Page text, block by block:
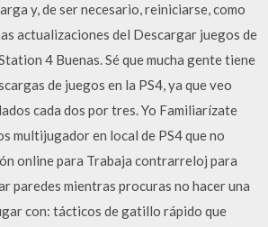
y, de ser necesario, reiniciarse, como
actualizaciones del Descargar juegos de
4 Buenas. Sé que mucha gente tiene
de juegos en la PS4, ya que veo
cada dos por tres. Yo Familiarízate
multijugador en local de PS4 que no
online para Trabaja contrarreloj para
paredes mientras procuras no hacer una
con: tácticos de gatillo rápido que